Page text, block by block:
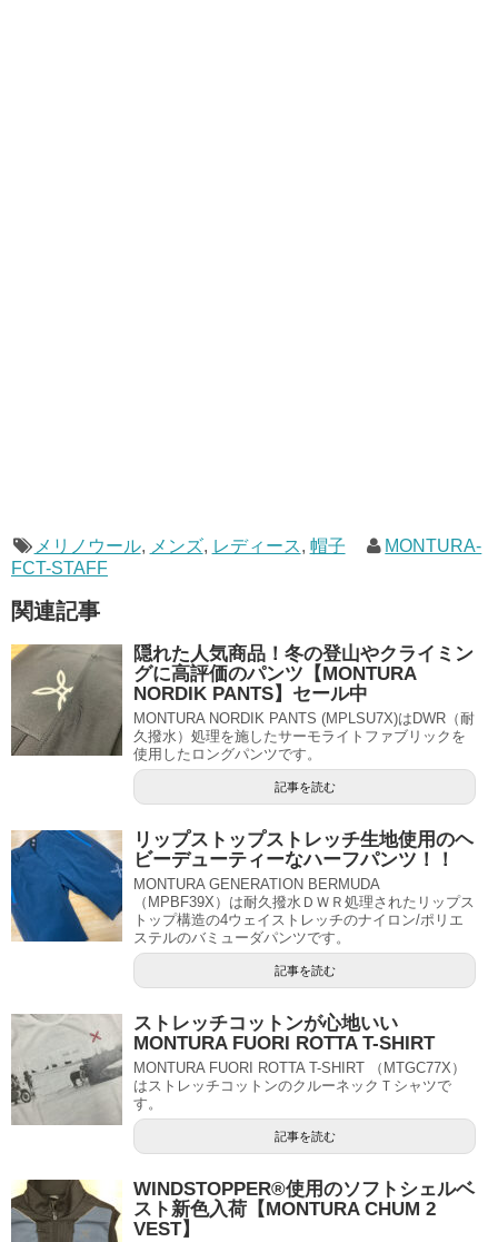
メリノウール, メンズ, レディース, 帽子
MONTURA-
FCT-STAFF
関連記事
隠れた人気商品！冬の登山やクライミン
グに高評価のパンツ【MONTURA
NORDIK PANTS】セール中
MONTURA NORDIK PANTS (MPLSU7X)はDWR（耐
久撥水）処理を施したサーモライトファブリックを
使用したロングパンツです。
記事を読む
リップストップストレッチ生地使用のヘ
ビーデューティーなハーフパンツ！！
MONTURA GENERATION BERMUDA
（MPBF39X）は耐久撥水ＤＷＲ処理されたリップス
トップ構造の4ウェイストレッチのナイロン/ポリエ
ステルのバミューダパンツです。
記事を読む
ストレッチコットンが心地いい
MONTURA FUORI ROTTA T-SHIRT
MONTURA FUORI ROTTA T-SHIRT （MTGC77X）
はストレッチコットンのクルーネックＴシャツで
す。
記事を読む
WINDSTOPPER®使用のソフトシェルベ
スト新色入荷【MONTURA CHUM 2
VEST】